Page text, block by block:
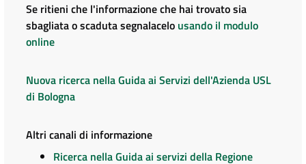
Se ritieni che l'informazione che hai trovato sia
sbagliata o scaduta segnalacelo usando il modulo
online
Nuova ricerca nella Guida ai Servizi dell'Azienda USL
di Bologna
Altri canali di informazione
Ricerca nella Guida ai servizi della Regione